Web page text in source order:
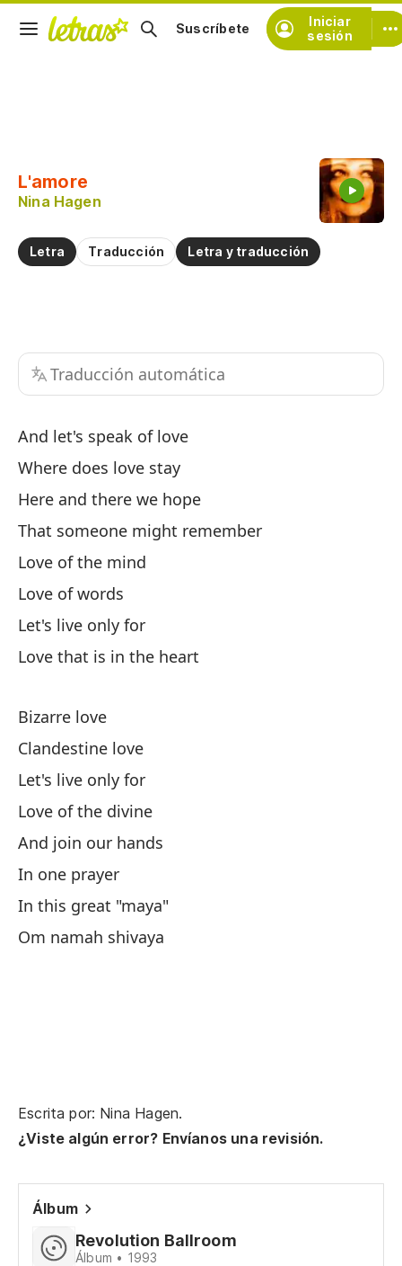
Iniciar
sesión
Suscríbete
L'amore
Nina Hagen
Letra Traducción Letra y traducción
Traducción automática
And let's speak of love
Where does love stay
Here and there we hope
That someone might remember
Love of the mind
Love of words
Let's live only for
Love that is in the heart
Bizarre love
Clandestine love
Let's live only for
Love of the divine
And join our hands
In one prayer
In this great "maya"
Om namah shivaya
Escrita por: Nina Hagen.
¿Viste algún error? Envíanos una revisión.
Álbum
Revolution Ballroom
Álbum • 1993
Practicar la pronunciación de